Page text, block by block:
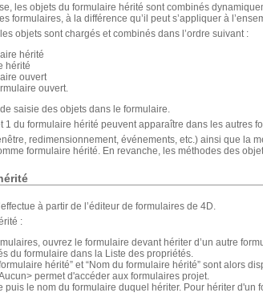
les objets du formulaire hérité sont combinés
formulaires, à la différence qu’il peut s’appliquer à
objets sont chargés et combinés dans l’ordre suivant :
hérité
hérité
ouvert
ouvert.
saisie des objets dans le formulaire.
1 du formulaire hérité peuvent apparaître dans les autres
redimensionnement, événements, etc.) ainsi que la
formulaire hérité. En revanche, les méthodes des
à partir de l’éditeur de formulaires de 4D.
:
ouvrez le formulaire devant hériter d’un autre
du formulaire dans la Liste des propriétés.
hérité” et “Nom du formulaire hérité” sont alors
permet d'accéder aux formulaires projet.
puis le nom du formulaire duquel hériter. Pour hériter d'un